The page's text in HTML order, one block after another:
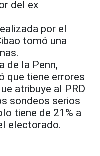
del ex
por el
tomó una
de la Penn,
que tiene errores
atribuye al PRD
sondeos serios
tiene de 21% a
electorado.